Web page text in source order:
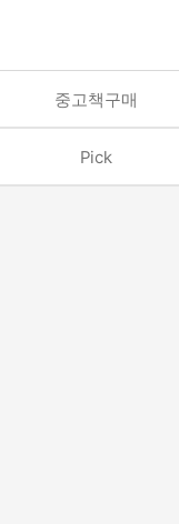
중고책구매
Pick